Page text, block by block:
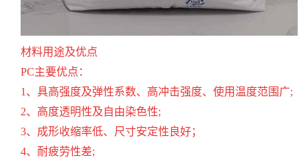
材料用途及优点
PC主要优点：
1、具高强度及弹性系数、高冲击强度、使用温度范围广;
2、高度透明性及自由染色性;
3、成形收缩率低、尺寸安定性良好；
4、耐疲劳性差;